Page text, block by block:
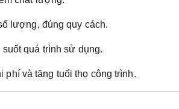
lượng, đúng quy cách.
quá trình sử dụng.
phí và tăng tuổi thọ công trình.